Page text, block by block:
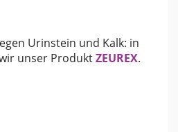
Urinstein und Kalk: in
unser ProduktZEUREX.